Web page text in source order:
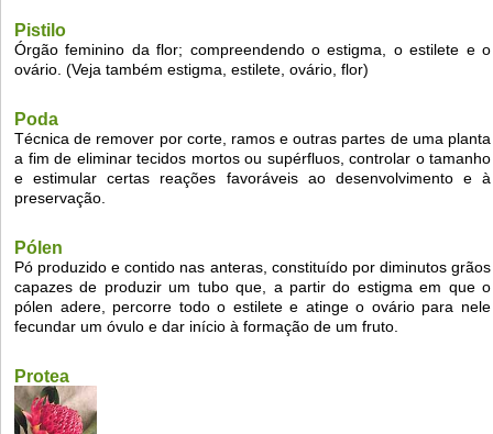
Pistilo
Órgão feminino da flor; compreendendo o estigma, o estilete e o
ovário. (Veja também estigma, estilete, ovário, flor)
Poda
Técnica de remover por corte, ramos e outras partes de uma planta
a fim de eliminar tecidos mortos ou supérfluos, controlar o tamanho
e estimular certas reações favoráveis ao desenvolvimento e à
preservação.
Pólen
Pó produzido e contido nas anteras, constituído por diminutos grãos
capazes de produzir um tubo que, a partir do estigma em que o
pólen adere, percorre todo o estilete e atinge o ovário para nele
fecundar um óvulo e dar início à formação de um fruto.
Protea